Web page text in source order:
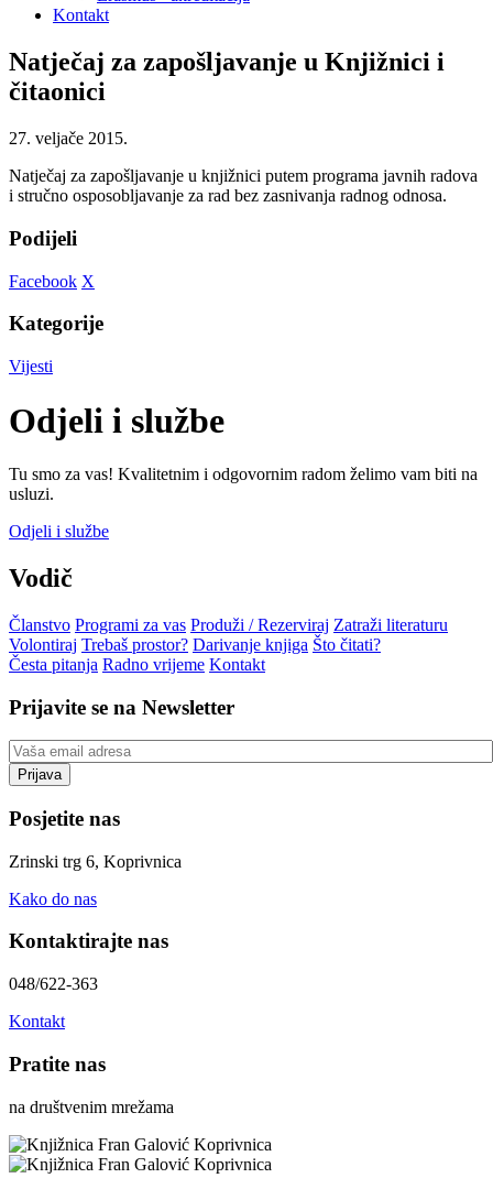
Kontakt
Natječaj za zapošljavanje u Knjižnici i
čitaonici
27. veljače 2015.
Natječaj za zapošljavanje u knjižnici putem programa javnih radova
i stručno osposobljavanje za rad bez zasnivanja radnog odnosa.
Podijeli
Facebook X
Kategorije
Vijesti
Odjeli i službe
Tu smo za vas! Kvalitetnim i odgovornim radom želimo vam biti na
usluzi.
Odjeli i službe
Vodič
Članstvo Programi za vas Produži / Rezerviraj Zatraži literaturu
Volontiraj Trebaš prostor? Darivanje knjiga Što čitati?
Česta pitanja Radno vrijeme Kontakt
Prijavite se na Newsletter
Posjetite nas
Zrinski trg 6, Koprivnica
Kako do nas
Kontaktirajte nas
048/622-363
Kontakt
Pratite nas
na društvenim mrežama